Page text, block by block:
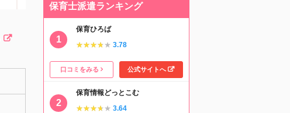
保育士派遣ランキング
保育ひろば
★★★★★
★★★★★ 3.78
口コミをみる 公式サイトへ
保育情報どっとこむ
★★★★★
★★★★★ 3.64